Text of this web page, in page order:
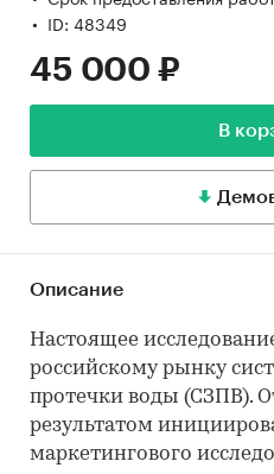
ID: 48349
45 000 ₽
В
Описание
Настоящее
российскому рынку
протечки воды (СЗПВ).
результатом
маркетингового